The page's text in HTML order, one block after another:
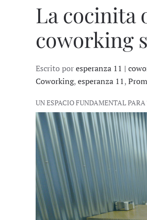
La cocinita
coworking
Escrito poresperanza 11 |
Coworking,esperanza 11,
UN ESPACIO FUNDAMENTAL